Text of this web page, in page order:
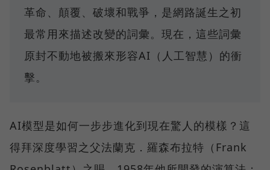
革命、顛覆、破壞和戰爭，是網路誕生之初
最常用來描述改變的詞彙。現在，這些詞彙
原封不動地被搬來形容AI（人工智慧）的衝
擊。
AI模型是如何一步步進化到現在驚人的模樣？這
得拜深度學習之父法蘭克．羅森布拉特（Frank